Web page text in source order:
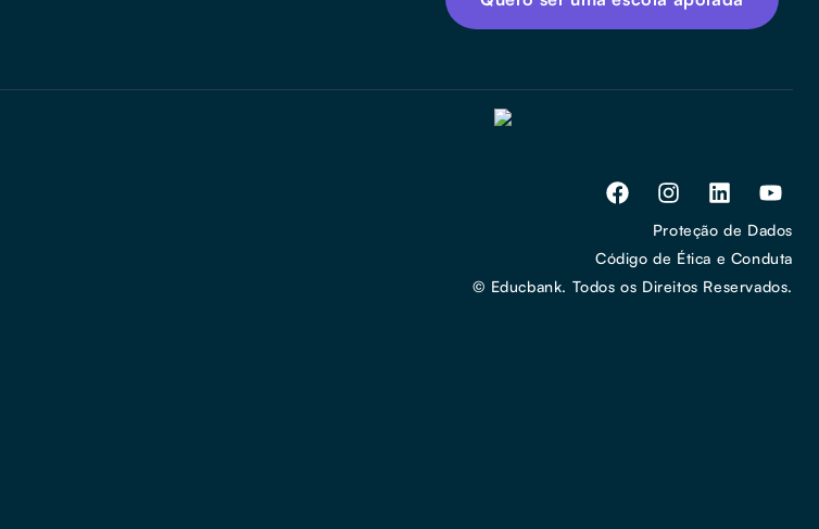
Proteção de Dados
Código de Ética e Conduta
© Educbank. Todos os Direitos Reservados.​